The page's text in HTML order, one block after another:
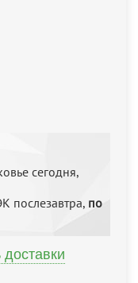
сегодня,
послезавтра, по
доставки